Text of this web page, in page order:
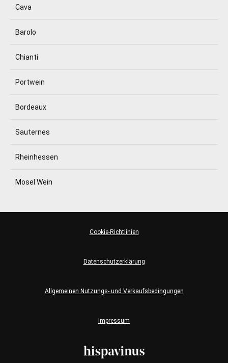
Cava
Barolo
Chianti
Portwein
Bordeaux
Sauternes
Rheinhessen
Mosel Wein
Impressum
Allgemeinen Nutzungs- und Verkaufsbedingungen
Datenschutzerklärung
Cookie-Richtlinien